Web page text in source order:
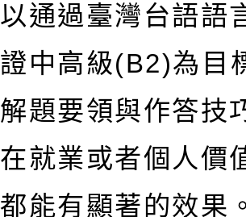
以通過臺灣台語語
證中高級(B2)為目
解題要領與作答技
在就業或者個人價
都能有顯著的效果